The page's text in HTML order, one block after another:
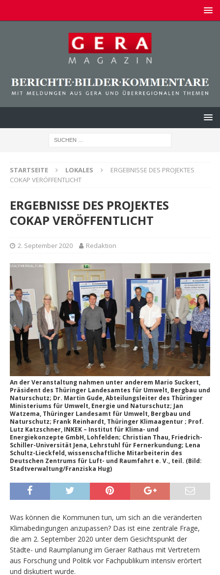
STARTSEITE LOKALES
ERGEBNISSE DES PROJEKTES
COKAP VERÖFFENTLICHT
ERGEBNISSE DES PROJEKTES
COKAP VERÖFFENTLICHT
2. September 2020 Redaktion
An der Veranstaltung nahmen unter anderem Mario Suckert,
Präsident des Thüringer Landesamtes für Umwelt, Bergbau und
Naturschutz; Dr. Martin Gude, Abteilungsleiter des Thüringer
Ministeriums für Umwelt, Energie und Naturschutz; Jan
Watzema, Thüringer Landesamt für Umwelt, Bergbau und
Naturschutz; Frank Reinhardt, Thüringer Klimaagentur ; Prof.
Lutz Katzschner, INKEK – Institut für Klima- und
Energiekonzepte GmbH, Lohfelden; Christian Thau, Friedrich-
Schiller-Universität Jena, Lehrstuhl für Fernerkundung; Lena
Schultz-Lieckfeld, wissenschaftliche Mitarbeiterin des
Deutschen Zentrums für Luft- und Raumfahrt e. V., teil. (Bild:
Stadtverwaltung/Franziska Hug)
Was können die Kommunen tun, um sich an die veränderten
Klimabedingungen anzupassen? Das ist eine zentrale Frage,
die am 2. September 2020 unter dem Gesichtspunkt der
Städte- und Raumplanung im Geraer Rathaus mit Vertretern
aus Forschung und Politik vor Fachpublikum intensiv erörtert
und diskutiert wurde.